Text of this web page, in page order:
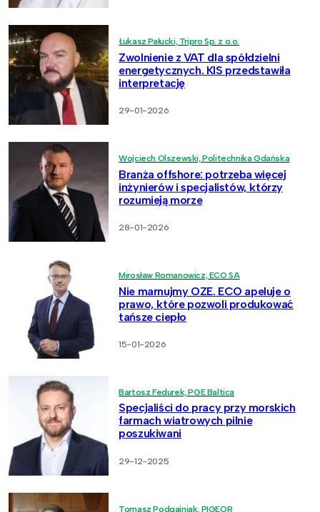
Łukasz Pałucki, Tripro Sp. z o.o.
Zwolnienie z VAT dla spółdzielni
energetycznych. KIS przedstawiła
interpretację
29-01-2026
Wojciech Olszewski, Politechnika Gdańska
Branża offshore: potrzeba więcej
inżynierów i specjalistów, którzy
rozumieją morze
28-01-2026
Mirosław Romanowicz, ECO SA
Nie marnujmy OZE. ECO apeluje o
prawo, które pozwoli produkować
tańsze ciepło
15-01-2026
Bartosz Fedurek, PGE Baltica
Specjaliści do pracy przy morskich
farmach wiatrowych pilnie
poszukiwani
29-12-2025
Tomasz Podgajniak, PIGEOR